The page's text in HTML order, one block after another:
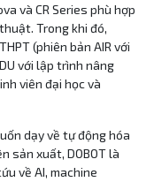
và CR Series phù hợp
Trong khi đó,
(phiên bản AIR với
với lập trình nâng
viên đại học và
dạy về tự động hóa
sản xuất, DOBOT là
về AI, machine